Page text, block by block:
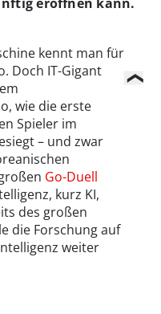
kennt man für
Doch IT-Gigant
wie die erste
Spieler im
– und zwar
Go-Duell
kurz KI,
des großen
die Forschung auf
weiter